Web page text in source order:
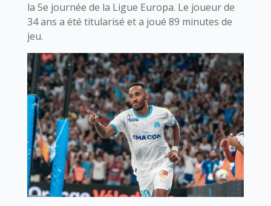
la 5e journée de la Ligue Europa. Le joueur de
34 ans a été titularisé et a joué 89 minutes de
jeu.